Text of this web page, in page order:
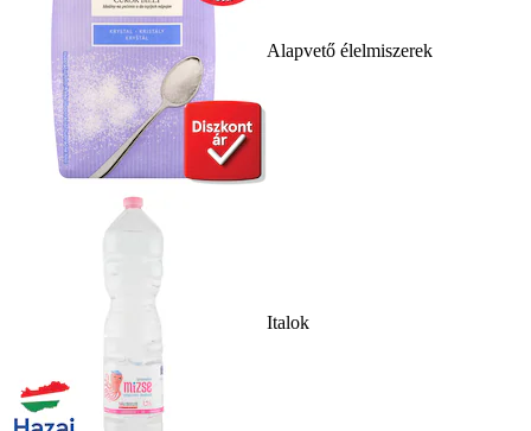
Alapvető élelmiszerek
Italok